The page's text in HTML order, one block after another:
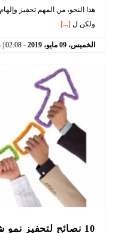
هذا النحو، من المهم تحفيز
ولكن ل [...]
الخميس، 09 مايو، 2019
-
02:08
10 نصائح لتحفيز نمو شركتك خلال العام 2019